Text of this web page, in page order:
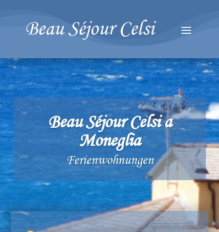
Beau Séjour Celsi a
Moneglia
Ferienwohnungen